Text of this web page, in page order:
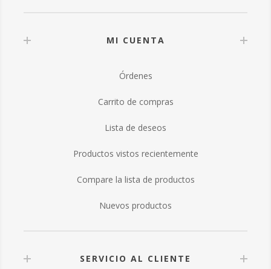
MI CUENTA
Órdenes
Carrito de compras
Lista de deseos
Productos vistos recientemente
Compare la lista de productos
Nuevos productos
SERVICIO AL CLIENTE